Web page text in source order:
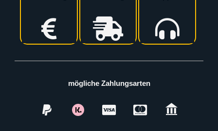
mögliche Zahlungsarten